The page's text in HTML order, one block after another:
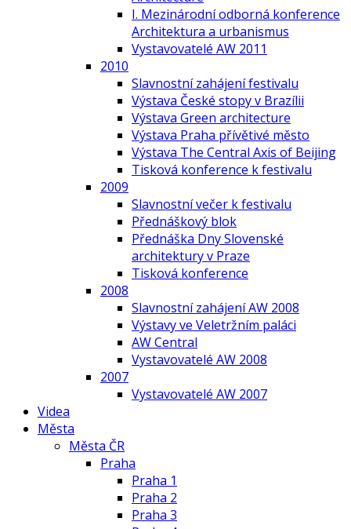
I. Mezinárodní odborná konference
Architektura a urbanismus
Vystavovatelé AW 2011
2010
Slavnostní zahájení festivalu
Výstava České stopy v Brazílii
Výstava Green architecture
Výstava Praha přívětivé město
Výstava The Central Axis of Beijing
Tisková konference k festivalu
2009
Slavnostní večer k festivalu
Přednáškový blok
Přednáška Dny Slovenské
architektury v Praze
Tisková konference
2008
Slavnostní zahájení AW 2008
Výstavy ve Veletržním paláci
AW Central
Vystavovatelé AW 2008
2007
Vystavovatelé AW 2007
Videa
Města
Města ČR
Praha
Praha 1
Praha 2
Praha 3